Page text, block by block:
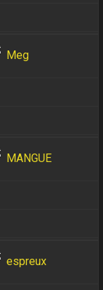
Meg
MANGUE
espreux